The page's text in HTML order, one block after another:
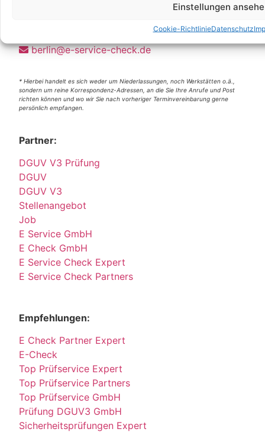
Einstellungen
Cookie-RichtlinieDatenschutz
berlin@e-service-check.de
* Hierbei handelt es sich weder um Niederlassungen, noch Werkstätten o.ä.,
sondern um reine Korrespondenz-Adressen, an die Sie Ihre Anrufe und Post
richten können und wo wir Sie nach vorheriger Terminvereinbarung gerne
persönlich empfangen.
Partner:
DGUV V3 Prüfung
DGUV
DGUV V3
Stellenangebot
Job
E Service GmbH
E Check GmbH
E Service Check Expert
E Service Check Partners
Empfehlungen:
E Check Partner Expert
E-Check
Top Prüfservice Expert
Top Prüfservice Partners
Top Prüfservice GmbH
Prüfung DGUV3 GmbH
Sicherheitsprüfungen Expert